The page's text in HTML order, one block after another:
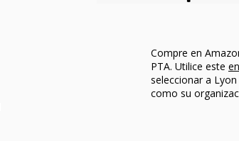
Compre en
PTA. Utilice este
seleccionar a
como su